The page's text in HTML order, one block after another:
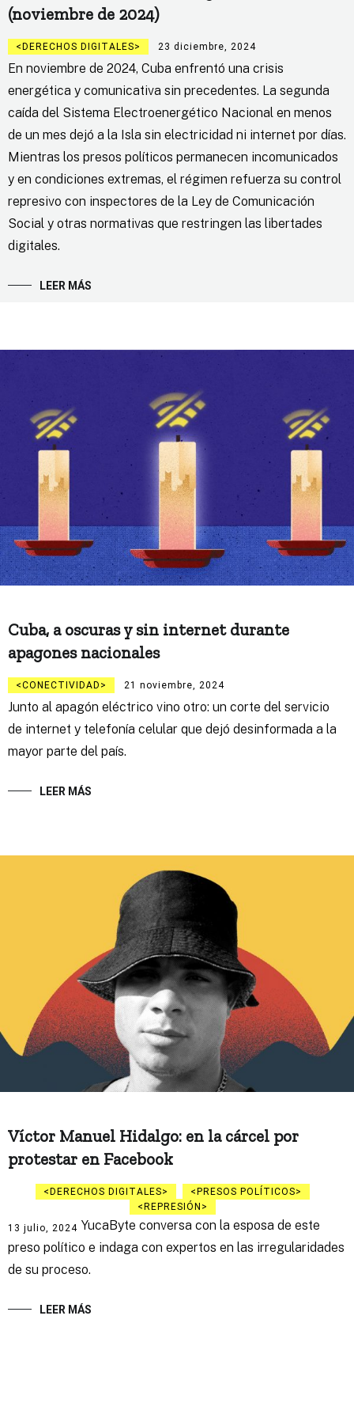
(noviembre de 2024)
DERECHOS DIGITALES 23 diciembre, 2024
En noviembre de 2024, Cuba enfrentó una crisis
energética y comunicativa sin precedentes. La segunda
caída del Sistema Electroenergético Nacional en menos
de un mes dejó a la Isla sin electricidad ni internet por días.
Mientras los presos políticos permanecen incomunicados
y en condiciones extremas, el régimen refuerza su control
represivo con inspectores de la Ley de Comunicación
Social y otras normativas que restringen las libertades
digitales.
LEER MÁS
Cuba, a oscuras y sin internet durante
apagones nacionales
CONECTIVIDAD 21 noviembre, 2024
Junto al apagón eléctrico vino otro: un corte del servicio
de internet y telefonía celular que dejó desinformada a la
mayor parte del país.
LEER MÁS
Víctor Manuel Hidalgo: en la cárcel por
protestar en Facebook
DERECHOS DIGITALES
PRESOS POLÍTICOS
REPRESIÓN
13 julio, 2024 YucaByte conversa con la esposa de este
preso político e indaga con expertos en las irregularidades
de su proceso.
LEER MÁS